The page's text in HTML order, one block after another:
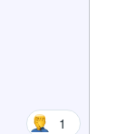
1